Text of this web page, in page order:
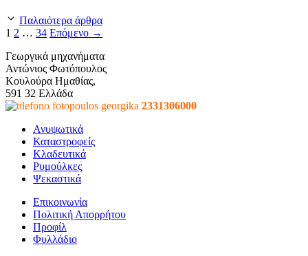
Παλαιότερα άρθρα
Σελίδα
1 Σελίδα
2 … Σελίδα
34 Επόμενο →
Γεωργικά μηχανήματα
Αντώνιος Φωτόπουλος
Κουλούρα Ημαθίας,
591 32 Ελλάδα
2331306000
Ανυψωτικά
Καταστροφείς
Κλαδευτικά
Ρυμούλκες
Ψεκαστικά
Επικοινωνία
Πολιτική Απορρήτου
Προφίλ
Φυλλάδιο